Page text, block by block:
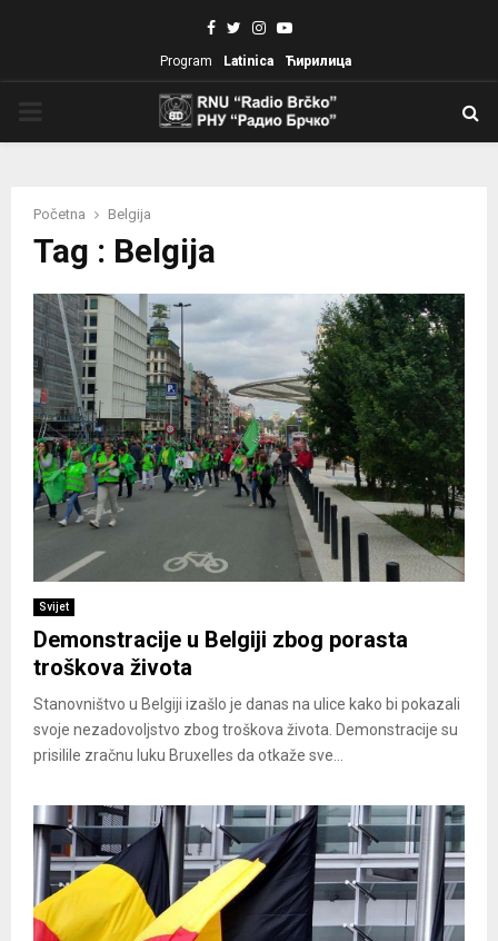
Facebook
TwitterInstagram
Youtube
Program Latinica Ћирилица
Početna Belgija
Tag : Belgija
Svijet
Demonstracije u Belgiji zbog porasta
troškova života
Stanovništvo u Belgiji izašlo je danas na ulice kako bi pokazali
svoje nezadovoljstvo zbog troškova života. Demonstracije su
prisilile zračnu luku Bruxelles da otkaže sve...